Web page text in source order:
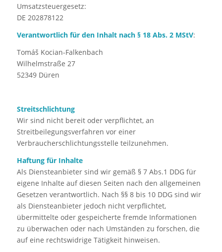
Umsatzsteuergesetz:
DE 202878122
Verantwortlich für den Inhalt nach § 18 Abs. 2 MStV:
Tomáš Kocian-Falkenbach
Wilhelmstraße 27
52349 Düren
Streitschlichtung
Wir sind nicht bereit oder verpflichtet, an
Streitbeilegungsverfahren vor einer
Verbraucherschlichtungsstelle teilzunehmen.
Haftung für Inhalte
Als Diensteanbieter sind wir gemäß § 7 Abs.1 DDG für
eigene Inhalte auf diesen Seiten nach den allgemeinen
Gesetzen verantwortlich. Nach §§ 8 bis 10 DDG sind wir
als Diensteanbieter jedoch nicht verpflichtet,
übermittelte oder gespeicherte fremde Informationen
zu überwachen oder nach Umständen zu forschen, die
auf eine rechtswidrige Tätigkeit hinweisen.